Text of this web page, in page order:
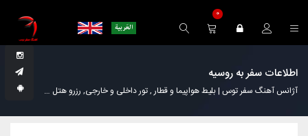
0
اطلاعات سفر به روسیه
آژانس آهنگ سفر توس | بلیط هواپیما و قطار , تور داخلی و خارجی, رزرو هتل مجله